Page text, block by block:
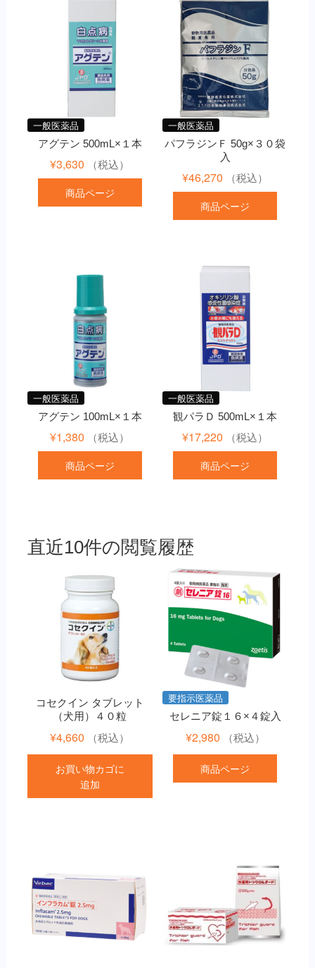
一般医薬品
アグテン 500mL×１本
¥3,630 （税込）
商品ページ
一般医薬品
パフラジンＦ 50g×３０袋
入
¥46,270 （税込）
商品ページ
一般医薬品
アグテン 100mL×１本
¥1,380 （税込）
商品ページ
一般医薬品
観パラＤ 500mL×１本
¥17,220 （税込）
商品ページ
直近10件の閲覧履歴
コセクイン タブレット
（犬用）４０粒
¥4,660 （税込）
お買い物カゴに
追加
要指示医薬品
セレニア錠１６×４錠入
¥2,980 （税込）
商品ページ